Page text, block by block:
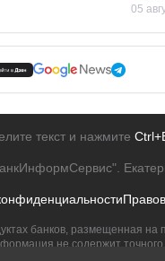
05
текст и нажмите
банков, размещенная на
не содержит точного